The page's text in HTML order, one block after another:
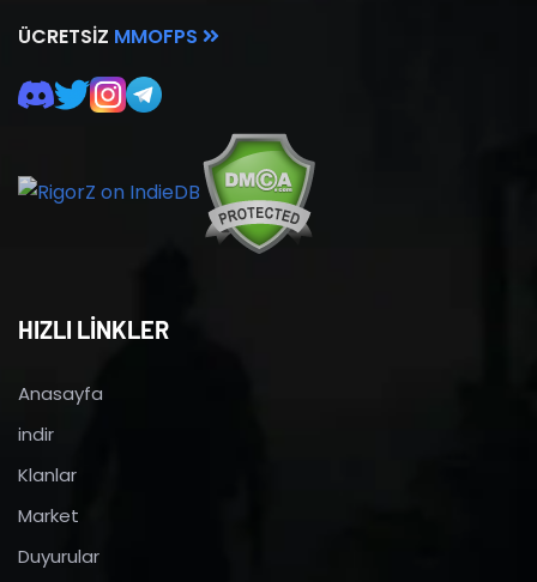
ÜCRETSIZ MMOFPS
HIZLI LİNKLER
Anasayfa
indir
Klanlar
Market
Duyurular